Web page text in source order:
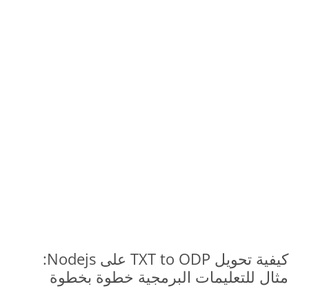
كيفية تحويل TXT to ODP على Nodejs:
مثال للتعليمات البرمجية خطوة بخطوة